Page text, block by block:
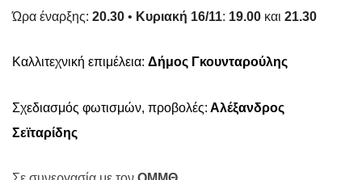
Ώρα έναρξης: 20.30 • Κυριακή 16/11: 19.00 και 21.30
Καλλιτεχνική επιμέλεια: Δήμος Γκουνταρούλης
Σχεδιασμός φωτισμών, προβολές: Αλέξανδρος
Σεϊταρίδης